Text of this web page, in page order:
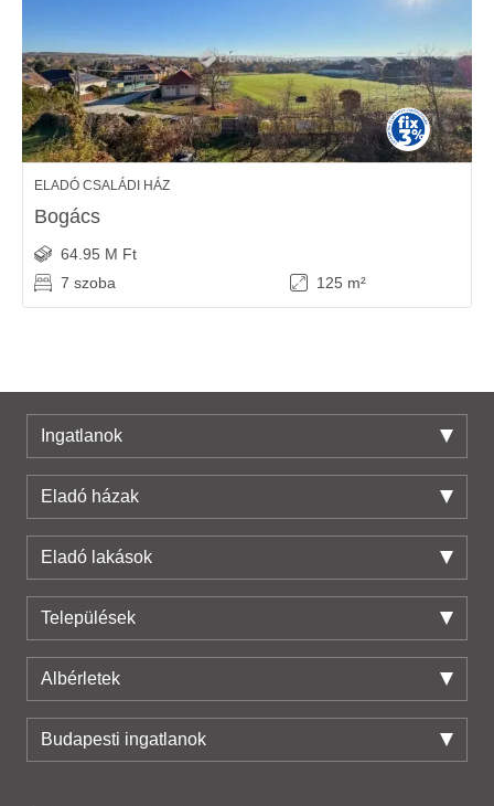
ELADÓ CSALÁDI HÁZ
Bogács
64.95 M Ft
7 szoba
125 m²
Ingatlanok
Eladó házak
Eladó lakások
Települések
Albérletek
Budapesti ingatlanok